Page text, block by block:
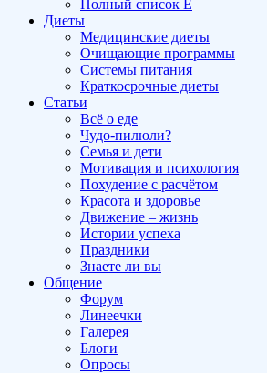
Полный список E
Диеты
Медицинские диеты
Очищающие программы
Системы питания
Краткосрочные диеты
Статьи
Всё о еде
Чудо-пилюли?
Семья и дети
Мотивация и психология
Похудение с расчётом
Красота и здоровье
Движение – жизнь
Истории успеха
Праздники
Знаете ли вы
Общение
Форум
Линеечки
Галерея
Блоги
Опросы